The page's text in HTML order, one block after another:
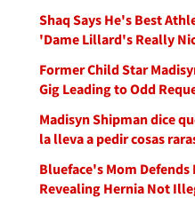
Shaq Says He's Best
'Dame Lillard's Really
Former Child Star
Gig Leading to Odd
Madisyn Shipman dice
la lleva a pedir cosas
Blueface's Mom
Revealing Hernia Not